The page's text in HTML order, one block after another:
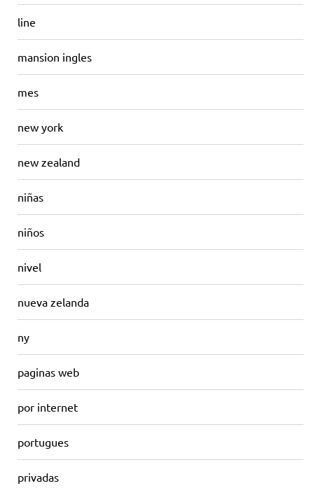
line
mansion ingles
mes
new york
new zealand
niñas
niños
nivel
nueva zelanda
ny
paginas web
por internet
portugues
privadas